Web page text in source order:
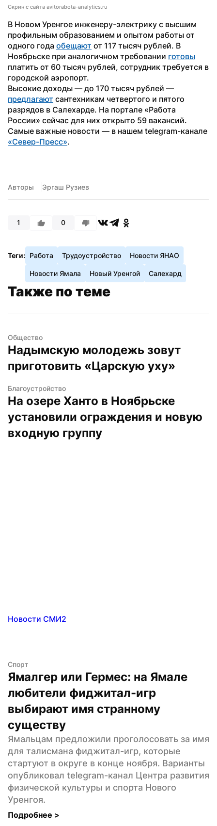
Скрин с сайта avitorabota-analytics.ru
В Новом Уренгое инженеру-электрику с высшим
профильным образованием и опытом работы от
одного года обещают от 117 тысяч рублей. В
Ноябрьске при аналогичном требовании готовы
платить от 60 тысяч рублей, сотрудник требуется в
городской аэропорт.
предлагают сантехникам четвертого и пятого
разрядов в Салехарде. На портале «Работа
России» сейчас для них открыто 59 вакансий.
«Север-Пресс».
Авторы Эргаш Рузиев
1 0
Теги: Работа Трудоустройство Новости ЯНАО
Новости Ямала Новый Уренгой Салехард
Также по теме
Общество
Надымскую молодежь зовут
приготовить «Царскую уху»
Благоустройство
На озере Ханто в Ноябрьске
установили ограждения и новую
входную группу
Новости СМИ2
Спорт
Ямалгер или Гермес: на Ямале
любители фиджитал-игр
выбирают имя странному
существу
Ямальцам предложили проголосовать за имя
для талисмана фиджитал-игр, которые
стартуют в округе в конце ноября. Варианты
опубликовал telegram-канал Центра развития
физической культуры и спорта Нового
Уренгоя.
Подробнее >